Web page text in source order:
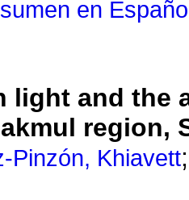
en
light and the
region,
Pinzón, Khiavett